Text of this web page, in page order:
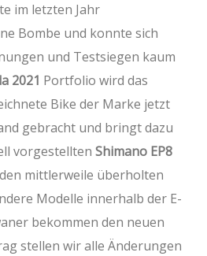
im letzten Jahr
Bombe und konnte sich
und Testsiegen kaum
2021 Portfolio wird das
Bike der Marke jetzt
gebracht und bringt dazu
vorgestellten Shimano EP8
mittlerweile überholten
Modelle innerhalb der E-
bekommen den neuen
stellen wir alle Änderungen